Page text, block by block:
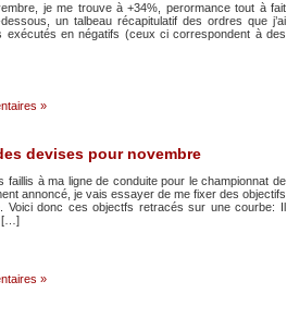
je me trouve à +34%, perormance tout à fait
un talbeau récapitulatif des ordres que j’ai
exécutés en négatifs (ceux ci correspondent à des
»
devises pour novembre
faillis à ma ligne de conduite pour le championnat de
annoncé, je vais essayer de me fixer des objectifs
Voici donc ces objectfs retracés sur une courbe: Il
[…]
»